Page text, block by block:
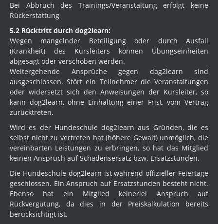
Bei Abbruch des Trainings/Veranstaltung erfolgt keine
Rückerstattung
5.2 Rücktritt durch dog2learn:
Wegen mangelnder Beteiligung oder durch Ausfall
(Krankheit) des Kursleiters können Übungseinheiten
abgesagt oder verschoben werden.
Weitergehende Ansprüche gegen dog2learn sind
ausgeschlossen. Stört ein Teilnehmer die Veranstaltungen
oder widersetzt sich den Anweisungen der Kursleiter, so
kann dog2learn, ohne Einhaltung einer Frist, vom Vertrag
zurücktreten.
Wird es der Hundeschule dog2learn aus Gründen, die es
selbst nicht zu vertreten hat (höhere Gewalt) unmöglich, die
vereinbarten Leistungen zu erbringen, so hat das Mitglied
keinen Anspruch auf Schadensersatz bzw. Ersatzstunden.
Die Hundeschule dog2learn ist während offizieller Feiertage
geschlossen. Ein Anspruch auf Ersatzstunden besteht nicht.
Ebenso hat ein Mitglied keinerlei Anspruch auf
Rückvergütung, da dies in der Preiskalkulation bereits
berücksichtigt ist.